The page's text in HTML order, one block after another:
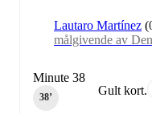
Lautaro Martínez (
målgivende av
Gult kort.
Minute 38
38‎’‎